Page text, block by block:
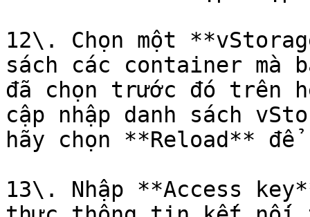
12\. Chọn một
sách các container
đã chọn trước đó trên
cập nhập danh sách
hãy chọn **Reload**
13\. Nhập **Access